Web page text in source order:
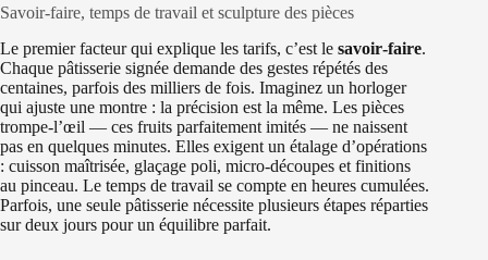
Savoir‑faire, temps de travail et sculpture des pièces
Le premier facteur qui explique les tarifs, c’est le savoir‑faire.
Chaque pâtisserie signée demande des gestes répétés des
centaines, parfois des milliers de fois. Imaginez un horloger
qui ajuste une montre : la précision est la même. Les pièces
trompe‑l’œil — ces fruits parfaitement imités — ne naissent
pas en quelques minutes. Elles exigent un étalage d’opérations
: cuisson maîtrisée, glaçage poli, micro-découpes et finitions
au pinceau. Le temps de travail se compte en heures cumulées.
Parfois, une seule pâtisserie nécessite plusieurs étapes réparties
sur deux jours pour un équilibre parfait.